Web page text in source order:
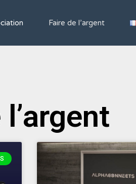
Faire de l’argent